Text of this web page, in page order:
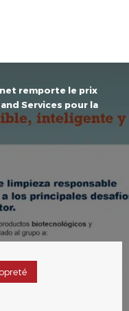
remporte le prix
Services pour la